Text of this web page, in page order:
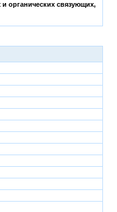
органических связующих,